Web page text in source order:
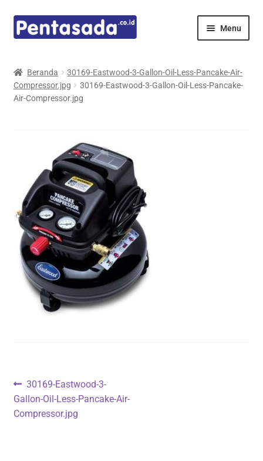
Skip
to
Skip
to
Menu
child
menu
Mindray
E-Catalogue
Beranda
30169-Eastwood-3-Gallon-Oil-Less-Pancake-Air-
Compressor.jpg
30169-Eastwood-3-Gallon-Oil-Less-Pancake-
Air-Compressor.jpg
Navigasi
pos
Previous
post:
30169-Eastwood-3-
Gallon-Oil-Less-Pancake-Air-
Compressor.jpg